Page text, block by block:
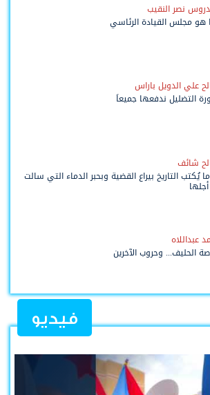
نصر النقيب
هو مجلس القيادة الرئاسي
علي الدويل باراس
التضليل ندفعها جميعاً
شائف
يُكتب التاريخ بيراع القضية وبحبر الدماء التي سالت
عبداللاه
الحليف... وحروب الآخرين
فيديو